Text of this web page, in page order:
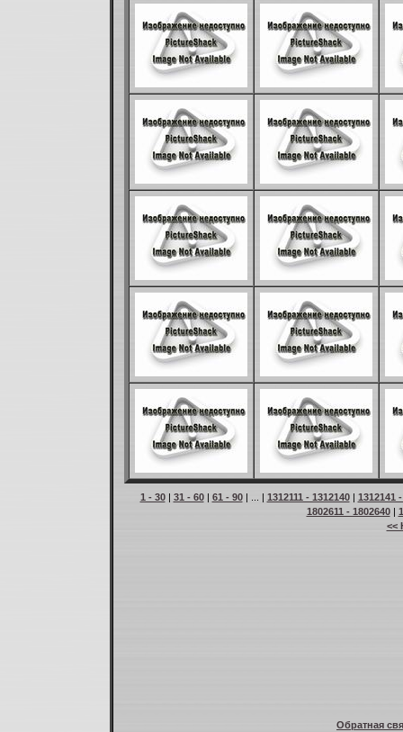
1 - 30| 31 - 60| 61 - 90| ... | 1312111 - 1312140| 1312141
1802611 - 1802640|
<<
Обратная